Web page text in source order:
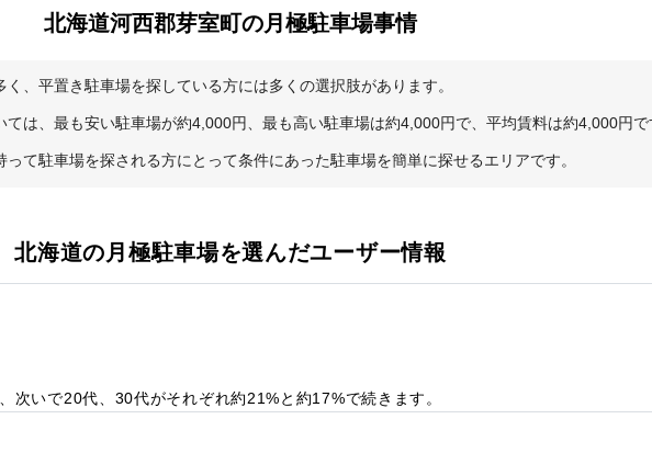
北海道河西郡芽室町の月極駐車場事情
、平置き駐車場を探している方には多くの選択肢があります。
は、最も安い駐車場が約4,000円、最も高い駐車場は約4,000円で、平均賃料は約4,000円で
て駐車場を探される方にとって条件にあった駐車場を簡単に探せるエリアです。
北海道の月極駐車場を選んだユーザー情報
次いで20代、30代がそれぞれ約21%と約17%で続きます。